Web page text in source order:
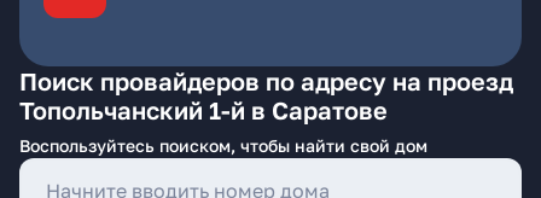
Поиск провайдеров по адресу на проезд
Топольчанский 1-й в Саратове
Воспользуйтесь поиском, чтобы найти свой дом